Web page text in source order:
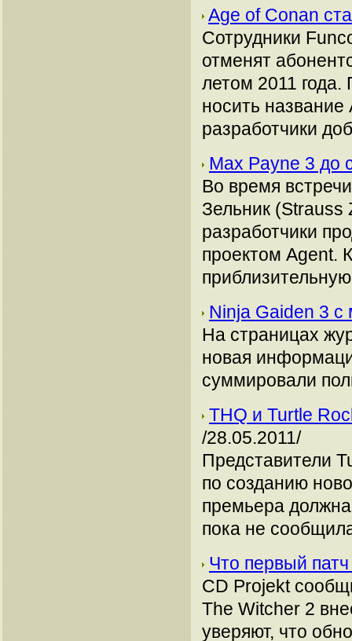
Age of Conan
Сотрудники
отменят
летом 2011 года.
носить
разработчики
Max Payne 3 до
Во время
Зельник (Strauss
разработчики
проектом Agent.
Ninja Gaiden 3
На страницах
новая
суммировали
THQ и Turtle
/28.05.2011/
Представители
по созданию
премьера должна
пока не
Что первый
CD Projekt
The Witcher 2
уверяют, что